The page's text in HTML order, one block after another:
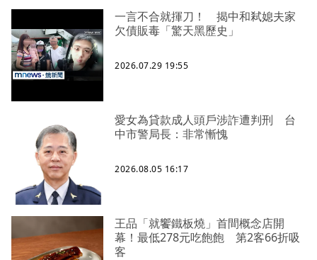
一言不合就揮刀！ 揭中和弒媳夫家
欠債販毒「驚天黑歷史」
2026.07.29 19:55
愛女為貸款成人頭戶涉詐遭判刑 台
中市警局長：非常慚愧
2026.08.05 16:17
王品「就饗鐵板燒」首間概念店開
幕！最低278元吃飽飽 第2客66折吸
客